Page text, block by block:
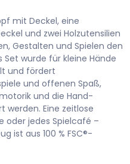
mit Deckel, eine
und zwei Holzutensilien
Gestalten und Spielen den
wurde für kleine Hände
und fördert
und offenen Spaß,
und die Hand-
werden. Eine zeitlose
oder jedes Spielcafé –
ist aus 100 % FSC®-